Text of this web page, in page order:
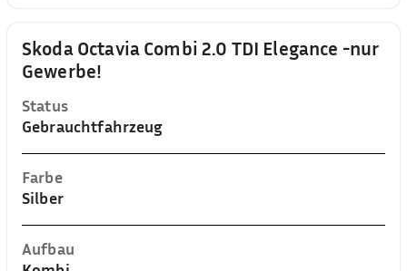
Skoda Octavia Combi 2.0 TDI Elegance -nur
Gewerbe!
Status
Gebrauchtfahrzeug
Farbe
Silber
Aufbau